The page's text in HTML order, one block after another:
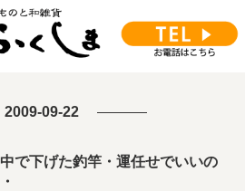
2009-09-22
で下げた釣竿・運任せでいいの